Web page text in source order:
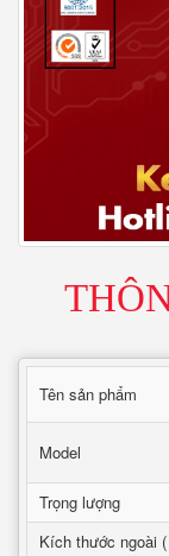
Tên sản phẩm
Model
Trọng lượng
Kích thước ngoài